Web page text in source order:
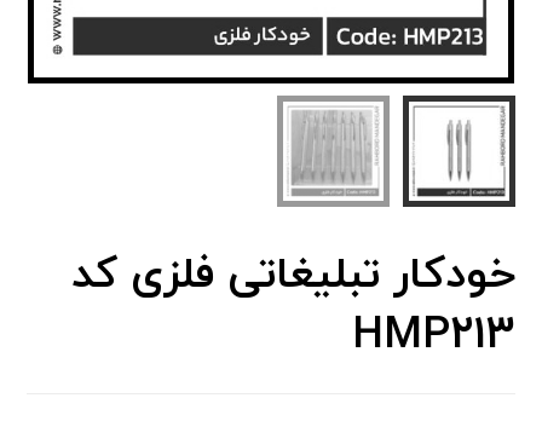
خودکار تبلیغاتی فلزی کد
HMP213